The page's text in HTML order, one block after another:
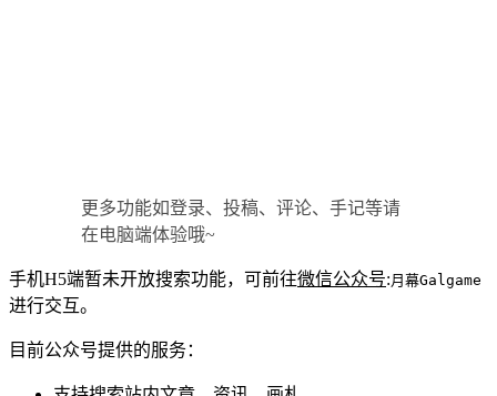
更多功能如登录、投稿、评论、手记等请
在电脑端体验哦~
手机H5端暂未开放搜索功能，可前往微信公众号: 月幕Galgame
进行交互。
目前公众号提供的服务：